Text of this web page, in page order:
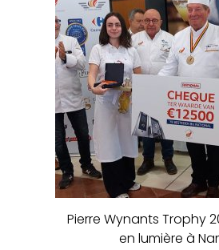
Pierre Wynants Trophy
en lumière à